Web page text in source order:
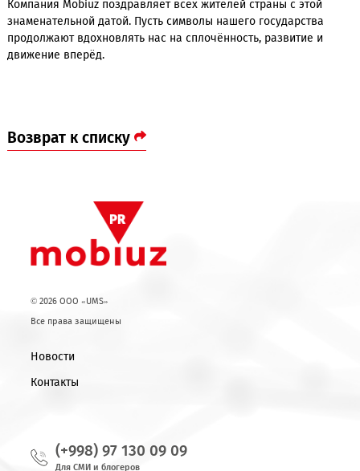
- восходящее солнце символизирует жизнь и надежду;
- хлопок и пшеница — труд, плодородие и богатство
знаменательной датой. Пусть символы нашего государства
продолжают вдохновлять нас на сплочённость, развитие и
Возврат к списку
© 2026 OOO «UMS»
Все права защищены